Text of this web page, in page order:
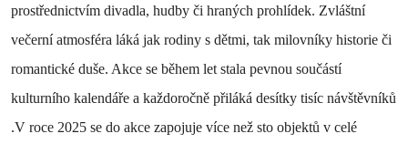
prostřednictvím divadla, hudby či hraných prohlídek. Zvláštní
večerní atmosféra láká jak rodiny s dětmi, tak milovníky historie či
romantické duše. Akce se během let stala pevnou součástí
kulturního kalendáře a každoročně přiláká desítky tisíc návštěvníků
.V roce 2025 se do akce zapojuje více než sto objektů v celé